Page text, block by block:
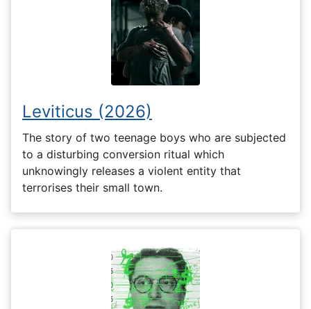
Leviticus (2026)
The story of two teenage boys who are subjected
to a disturbing conversion ritual which
unknowingly releases a violent entity that
terrorises their small town.